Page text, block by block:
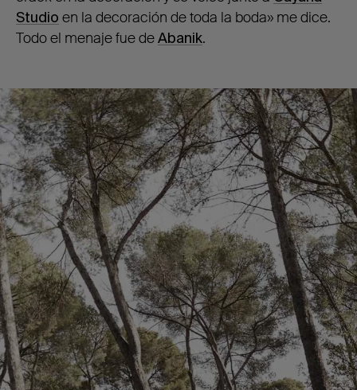
Studio en la decoración de toda la boda» me dice.
Todo el menaje fue deAbanik.